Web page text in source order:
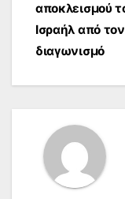
αποκλεισμού
Ισραήλ από
διαγωνισμό